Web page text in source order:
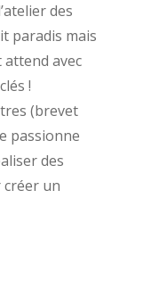
des
paradis mais
attend avec
!
(brevet
passionne
des
créer un